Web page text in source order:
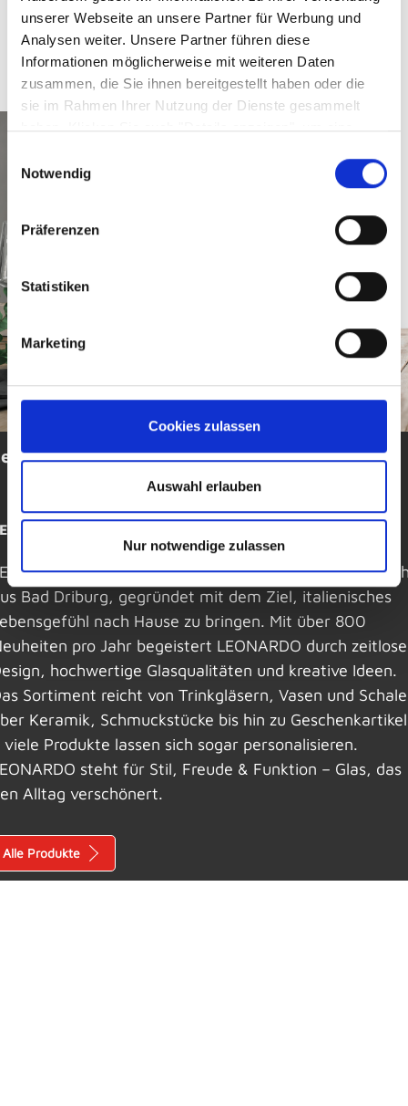
unserer Webseite an unsere Partner für Werbung und
Analysen weiter. Unsere Partner führen diese
Informationen möglicherweise mit weiteren Daten
zusammen, die Sie ihnen bereitgestellt haben oder die
sie im Rahmen Ihrer Nutzung der Dienste gesammelt
haben. Klicken Sie auch "Details anzeigen", um eine
Information dazu und die Möglichkeit, Ihre Auswahl im
Notwendig
Präferenzen
Statistiken
Marketing
Cookies zulassen
Auswahl erlauben
Nur notwendige zulassen
– Glasliebe & Lebensgefühl seit 1972
ist die Glasmarke der Familienfirma
Bad Driburg, gegründet mit dem Ziel, italienisches
nach Hause zu bringen. Mit über 800
pro Jahr begeistert LEONARDO durch
hochwertige Glasqualitäten und kreative Ideen.
Sortiment reicht von Trinkgläsern, Vasen und
Keramik, Schmuckstücke bis hin zu
viele Produkte lassen sich sogar personalisieren.
steht für Stil, Freude & Funktion – Glas, das
Alltag verschönert.
Alle Produkte